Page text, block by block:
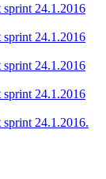
24.1.2016
24.1.2016
24.1.2016
24.1.2016
24.1.2016.